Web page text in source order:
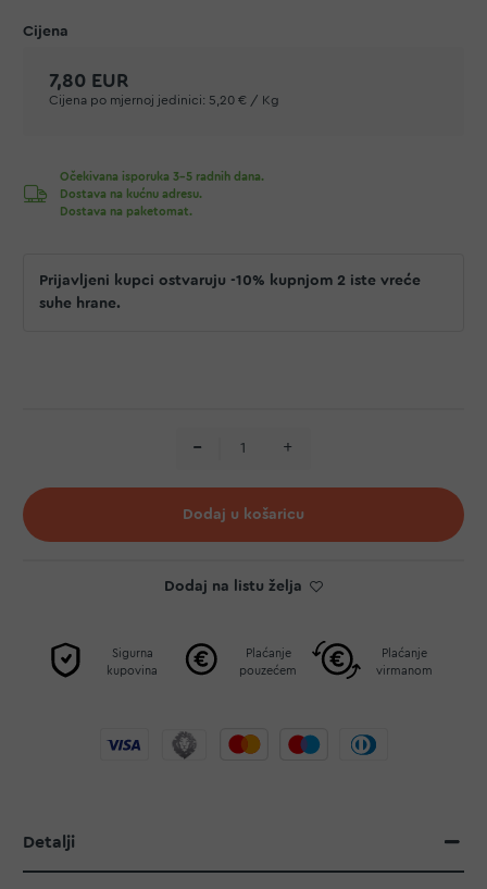
7,80 EUR
Cijena po mjernoj jedinici: 5,20 € / Kg
Očekivana isporuka 3-5 radnih dana.
Dostava na kućnu adresu.
Dostava na paketomat.
Prijavljeni kupci ostvaruju -10% kupnjom 2 iste vreće
suhe hrane.
Dodaj u košaricu
Dodaj na listu želja
Sigurna
kupovina
Plaćanje
pouzećem
Plaćanje
virmanom
Detalji